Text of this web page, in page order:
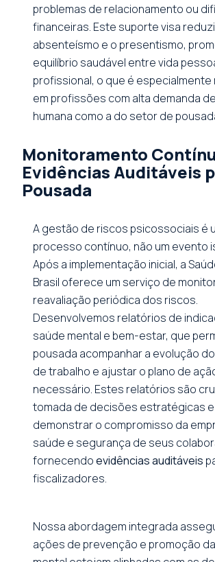
problemas de relacionamento ou
financeiras. Este suporte visa
absenteísmo e o presentismo,
equilíbrio saudável entre vida
profissional, o que é
em profissões com alta demanda
humana como a do setor de
Monitoramento
Evidências Auditáveis
Pousada
A gestão de riscos psicossociais é
processo contínuo, não um evento
Após a implementação inicial, a
Brasil oferece um serviço de
reavaliação periódica dos riscos.
Desenvolvemos relatórios de
saúde mental e bem-estar, que
pousada acompanhar a evolução
de trabalho e ajustar o plano de
necessário. Estes relatórios são
tomada de decisões estratégicas e
demonstrar o compromisso da
saúde e segurança de seus
fornecendoevidências auditáveis
fiscalizadores.
Nossa abordagem integrada
ações de prevenção e promoção